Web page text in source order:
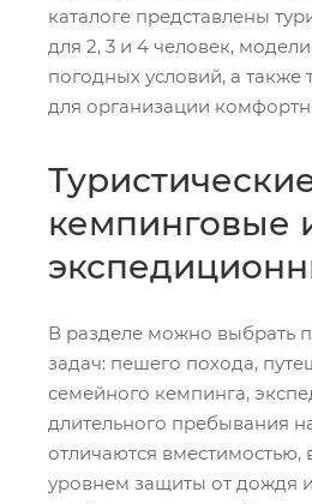
каталоге представлены
для 2, 3 и 4 человек,
погодных условий, а также
для организации
кемпинговые
В разделе можно выбрать
задач: пешего похода,
семейного кемпинга,
длительного пребывания
отличаются вместимостью,
уровнем защиты от дождя